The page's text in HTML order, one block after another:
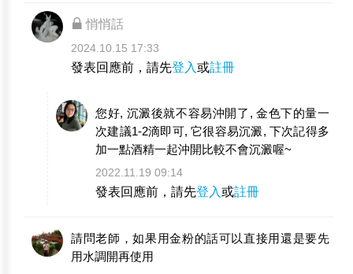
悄悄話
2024.10.15 17:33
發表回應前，請先登入或註冊
您好, 沉澱後就不容易沖開了, 金色下的量一
次建議1-2滴即可, 它很容易沉澱, 下次記得多
加一點酒精一起沖開比較不會沉澱喔~
2022.11.19 09:14
發表回應前，請先登入或註冊
請問老師，如果用金粉的話可以直接用還是要先
用水調開再使用